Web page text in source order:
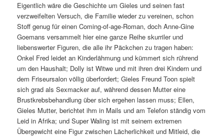
Eigentlich wäre die Geschichte um Gieles und seinen fast
verzweifelten Versuch, die Familie wieder zu vereinen, schon
Stoff genug für einen Coming-of-age-Roman, doch Anne-Gine
Goemans versammelt hier eine ganze Reihe skurriler und
liebenswerter Figuren, die alle ihr Päckchen zu tragen haben:
Onkel Fred leidet an Kinderlähmung und kümmert sich rührend
um den Haushalt; Dolly ist Witwe und mit ihren drei Kindern und
dem Friseursalon völlig überfordert; Gieles Freund Toon spielt
sich grad als Sexmacker auf, während dessen Mutter eine
Brustkrebsbehandlung über sich ergehen lassen muss; Ellen,
Gieles Mutter, berichtet ihm in Mails und am Telefon ständig vom
Leid in Afrika; und Super Waling ist mit seinem extremen
Übergewicht eine Figur zwischen Lächerlichkeit und Mitleid, die